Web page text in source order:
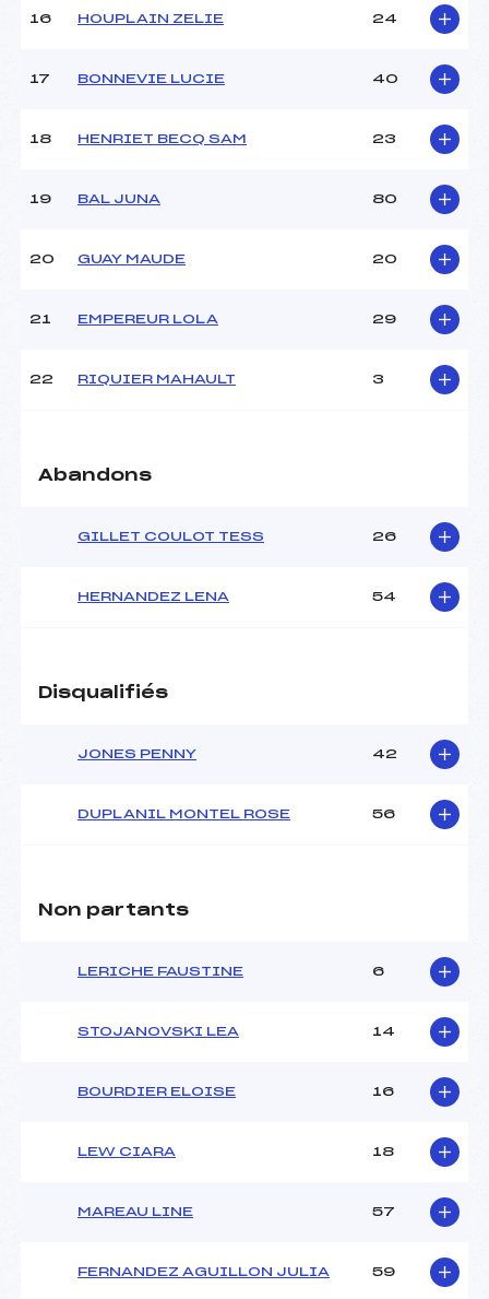
Pénalité appliquée :
16 HOUPLAIN ZELIE 24
17 BONNEVIE LUCIE 40
18 HENRIET BECQ SAM 23
19 BAL JUNA 80
20 GUAY MAUDE 20
21 EMPEREUR LOLA 29
22 RIQUIER MAHAULT 3
Abandons
GILLET COULOT TESS 26
HERNANDEZ LENA 54
Disqualifiés
JONES PENNY 42
DUPLANIL MONTEL ROSE 56
Non partants
LERICHE FAUSTINE 6
STOJANOVSKI LEA 14
BOURDIER ELOISE 16
LEW CIARA 18
MAREAU LINE 57
FERNANDEZ AGUILLON JULIA 59